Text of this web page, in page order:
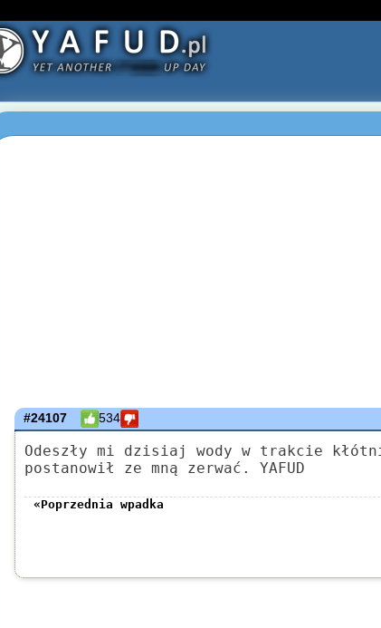
#24107 534
Odeszły mi dzisiaj wody w trakcie
postanowił ze mną zerwać. YAFUD
«Poprzednia wpadka